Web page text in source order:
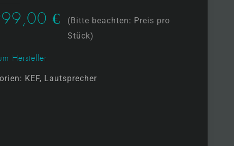
€
(Bitte beachten: Preis pro
Stück)
Hersteller
KEF, Lautsprecher